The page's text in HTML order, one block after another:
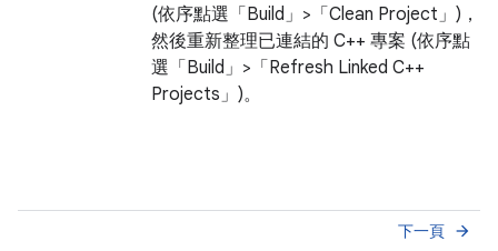
(依序點選「Build」>「Clean Project」 )，
然後重新整理已連結的 C++ 專案 (依序點
選「Build」>「Refresh Linked C++
Projects」 )。
下一頁 arrow_forward